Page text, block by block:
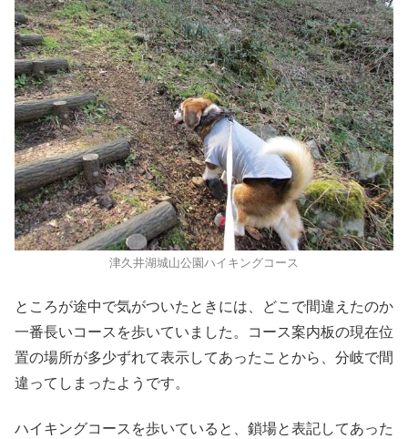
津久井湖城山公園ハイキングコース
ところが途中で気がついたときには、どこで間違えたのか
一番長いコースを歩いていました。コース案内板の現在位
置の場所が多少ずれて表示してあったことから、分岐で間
違ってしまったようです。
ハイキングコースを歩いていると、鎖場と表記してあった